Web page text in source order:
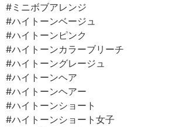
#ミニボブアレンジ
#ハイトーンベージュ
#ハイトーンピンク
#ハイトーンカラーブリーチ
#ハイトーングレージュ
#ハイトーンヘア
#ハイトーンヘアー
#ハイトーンショート
#ハイトーンショート女子